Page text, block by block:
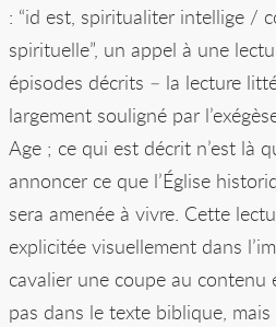
: “id est, spiritualiter intellige /
spirituelle”, un appel à une
épisodes décrits – la lecture
largement souligné par
Age ; ce qui est décrit n’est là
annoncer ce que l’Église
sera amenée à vivre. Cette
explicitée visuellement dans
cavalier une coupe au contenu
pas dans le texte biblique,